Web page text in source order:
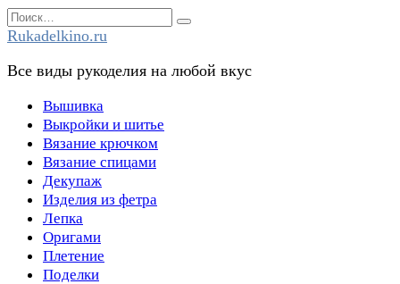
Перейти
к
Search
for:
Rukadelkino.ru
Все виды рукоделия на любой вкус
Вышивка
Выкройки и шитье
Вязание крючком
Вязание спицами
Декупаж
Изделия из фетра
Лепка
Оригами
Плетение
Поделки